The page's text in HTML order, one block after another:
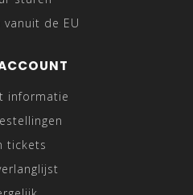
vanuit de EU
informatie
tickets